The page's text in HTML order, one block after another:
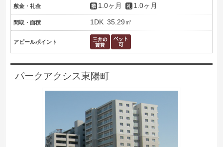
敷金・礼金 1.0ヶ月 1.0ヶ月
間取・面積 1DK 35.29㎡
アピールポイント
パークアクシス東陽町